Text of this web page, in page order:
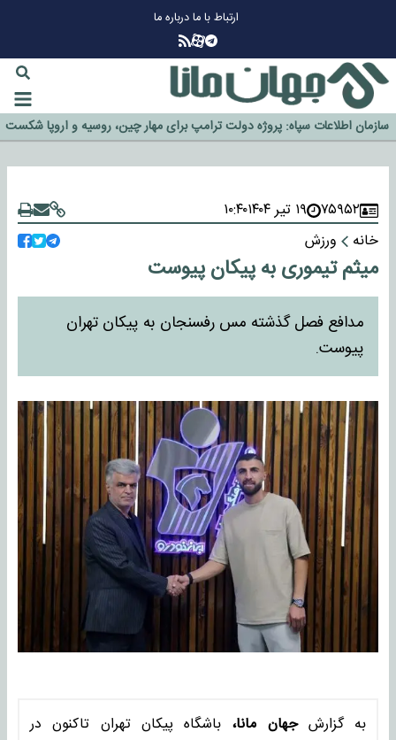
ارتباط با مادرباره ما
گزینه جدایی اوسمار روی میز مدیران پرسپولیس
آیا رئیس جمهور آمریکا قانون را دور می‌زند؟
اخراج رسمی چهره نامدار از پرسپولیس
سازمان اطلاعات سپاه: پروژه دولت ترامپ برای مهار چین، روسیه و اروپا شکست
خورد
۷۵۹۵۲ ۱۹ تیر ۱۴۰۴
۱۰:۴۰
خانه
ورزش
میثم تیموری به پیکان پیوست
مدافع فصل گذشته مس رفسنجان به پیکان تهران
پیوست.
به گزارش جهان مانا، باشگاه پیکان تهران تاکنون در